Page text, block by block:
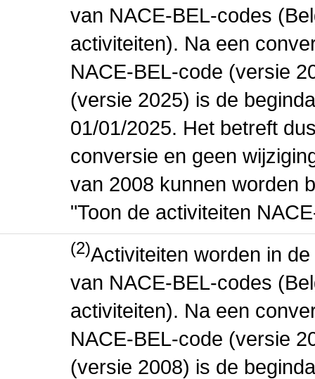
van NACE-BEL-codes
activiteiten). Na een
NACE-BEL-code (versie
(versie 2025) is de
01/01/2025. Het betreft
conversie en geen
van 2008 kunnen worden
"Toon de activiteiten
(2)Activiteiten worden in
van NACE-BEL-codes
activiteiten). Na een
NACE-BEL-code (versie
(versie 2008) is de